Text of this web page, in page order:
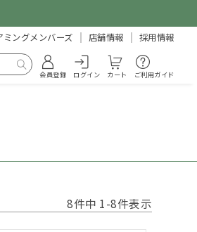
ミングメンバーズ 店舗情報 採用情報
会員登録 ログイン カート ご利用ガイド
8件中 1-8件表示